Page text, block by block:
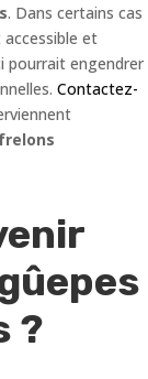
. Dans certains cas
et
pourrait engendrer
Contactez-
?